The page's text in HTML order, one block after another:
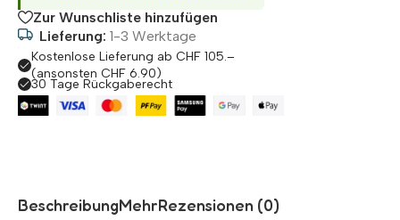
Zur Wunschliste hinzufügen
Lieferung: 1-3 Werktage
Kostenlose Lieferung ab CHF 105.–
(ansonsten CHF 6.90)
30 Tage Rückgaberecht
BeschreibungMehrRezensionen (0)